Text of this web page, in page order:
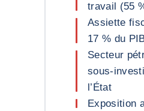
travail (55
Assiette
17 % du
Secteur
sous-
l’État
Exposition